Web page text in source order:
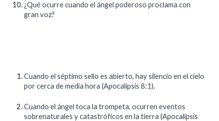
¿Qué ocurre cuando el ángel poderoso proclama con
gran voz?
Cuando el séptimo sello es abierto, hay silencio en el cielo
por cerca de media hora (Apocalipsis 8:1).
Cuando el ángel toca la trompeta, ocurren eventos
sobrenaturales y catastróficos en la tierra (Apocalipsis